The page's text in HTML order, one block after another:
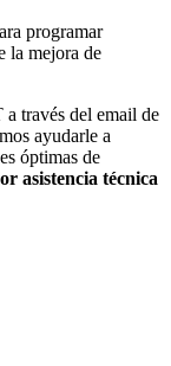
programar
la mejora de
través del email de
ayudarle a
óptimas de
asistencia técnica